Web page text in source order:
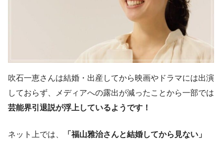
吹石一恵さんは結婚・出産してから映画やドラマには出演
しておらず、メディアへの露出が減ったことから一部では
芸能界引退説が浮上しているようです！
ネット上では、
「福山雅治さんと結婚してから見ない」